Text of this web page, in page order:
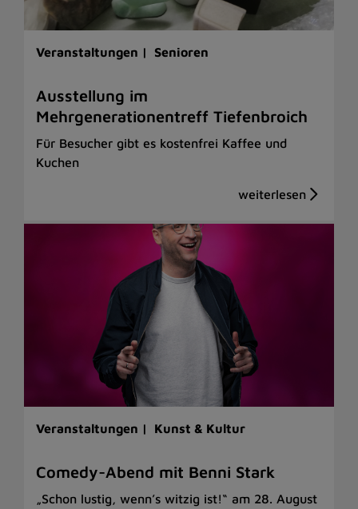
Veranstaltungen | Senioren
Ausstellung im
Mehrgenerationentreff Tiefenbroich
Für Besucher gibt es kostenfrei Kaffee und
Kuchen
Veranstaltungen | Kunst & Kultur
Comedy-Abend mit Benni Stark
„Schon lustig, wenn’s witzig ist!“ am 28. August